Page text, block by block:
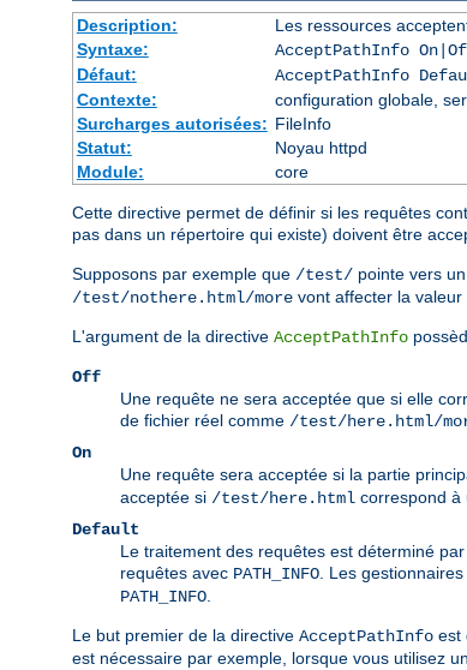
Description:
Les ressources
Syntaxe:
AcceptPathInfo
Défaut:
AcceptPathInfo
Contexte:
configuration globale,
Surcharges autorisées: FileInfo
Statut:
Noyau httpd
Module:
core
Cette directive permet de définir si les requêtes
pas dans un répertoire qui existe) doivent être
Supposons par exemple que /test/ pointe vers
/test/nothere.html/more vont affecter la valeur
L'argument de la directive AcceptPathInfo
Off
Une requête ne sera acceptée que si elle
de fichier réel comme /test/here.html/
On
Une requête sera acceptée si la partie
acceptée si /test/here.html correspond à
Default
Le traitement des requêtes est déterminé
requêtes avec PATH_INFO. Les
PATH_INFO.
Le but premier de la directive AcceptPathInfo est
est nécessaire par exemple, lorsque vous utilisez un